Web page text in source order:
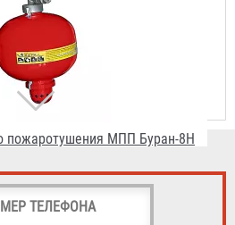
пожаротушения МПП Буран-8Н
настенный
13 108 ₽